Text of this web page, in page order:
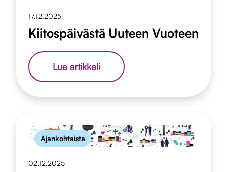
17.12.2025
Kiitospäivästä Uuteen Vuoteen
Lue artikkeliKiitospäivästä
Uuteen
Vuoteen
Ajankohtaista
02.12.2025